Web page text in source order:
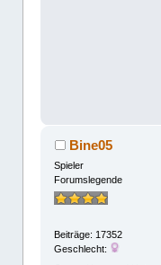
Bine05
Spieler
Forumslegende
Beiträge: 17352
Geschlecht: